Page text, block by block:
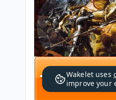
Wakelet uses
improve your